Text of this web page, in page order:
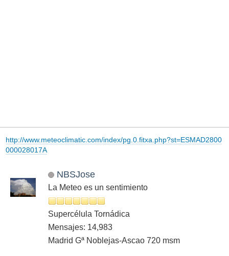
http://www.meteoclimatic.com/index/pg.0.fitxa.php?st=ESMAD2800
000028017A
NBSJose
La Meteo es un sentimiento
Supercélula Tornádica
Mensajes: 14,983
Madrid Gª Noblejas-Ascao 720 msm